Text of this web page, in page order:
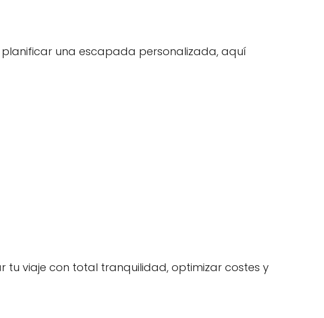
una escapada personalizada, aquí
tu viaje con total tranquilidad, optimizar costes y